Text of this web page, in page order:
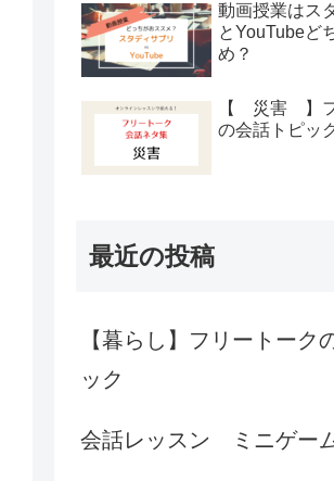
動画授業はス
とYouTubeど
め？
【 災害 】
の会話トピッ
最近の投稿
【暮らし】フリートーク
ック
会話レッスン ミニゲー